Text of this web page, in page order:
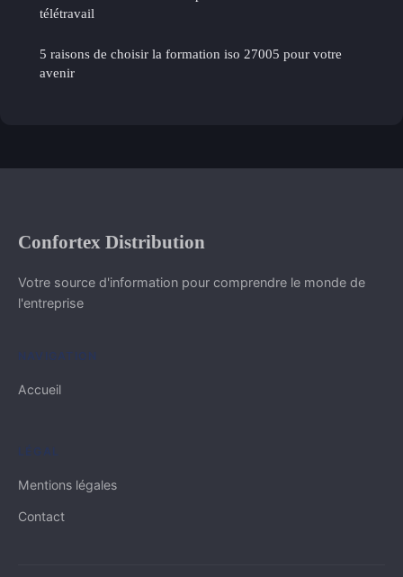
télétravail
5 raisons de choisir la formation iso 27005 pour votre
avenir
Confortex Distribution
Votre source d'information pour comprendre le monde de
l'entreprise
NAVIGATION
Accueil
LÉGAL
Mentions légales
Contact